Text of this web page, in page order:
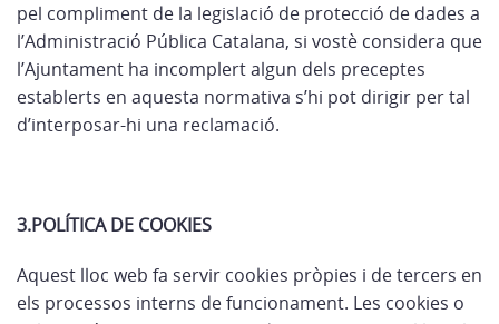
pel compliment de la legislació de protecció de dades a
l’Administració Pública Catalana, si vostè considera que
l’Ajuntament ha incomplert algun dels preceptes
establerts en aquesta normativa s’hi pot dirigir per tal
d’interposar-hi una reclamació.
3.POLÍTICA DE COOKIES
Aquest lloc web fa servir cookies pròpies i de tercers en
els processos interns de funcionament. Les cookies o